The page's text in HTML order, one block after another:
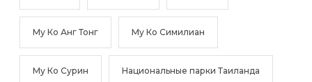
Му Ко Анг Тонг Му Ко Симилиан
Му Ко Сурин Национальные парки Таиланда